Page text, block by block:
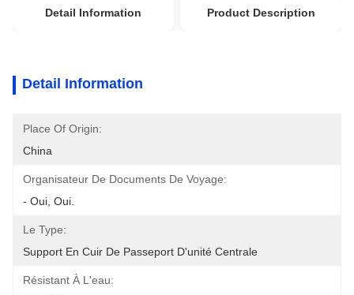
Detail Information Product Description
Detail Information
Place Of Origin:
China
Organisateur De Documents De Voyage:
- Oui, Oui.
Le Type:
Support En Cuir De Passeport D'unité Centrale
Résistant À L'eau: